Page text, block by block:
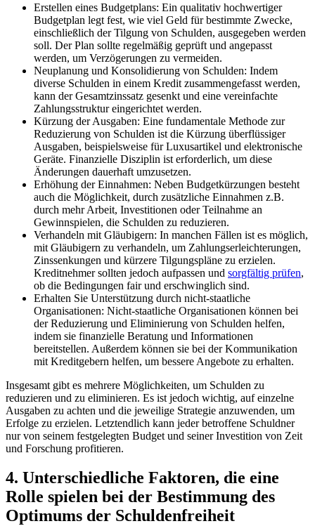
Erstellen eines Budgetplans: Ein qualitativ hochwertiger
Budgetplan legt fest, wie viel Geld für bestimmte Zwecke,
einschließlich der Tilgung von Schulden, ausgegeben werden
soll. Der Plan sollte regelmäßig geprüft und angepasst
werden, um Verzögerungen zu vermeiden.
Neuplanung und Konsolidierung von Schulden: Indem
diverse Schulden in einem Kredit zusammengefasst werden,
kann der Gesamtzinssatz gesenkt und eine vereinfachte
Zahlungsstruktur eingerichtet werden.
Kürzung der Ausgaben: Eine fundamentale Methode zur
Reduzierung von Schulden ist die Kürzung überflüssiger
Ausgaben, beispielsweise für Luxusartikel und elektronische
Geräte. Finanzielle Disziplin ist erforderlich, um diese
Änderungen dauerhaft umzusetzen.
Erhöhung der Einnahmen: Neben Budgetkürzungen besteht
auch die Möglichkeit, durch zusätzliche Einnahmen z.B.
durch mehr Arbeit, Investitionen oder Teilnahme an
Gewinnspielen, die Schulden zu reduzieren.
Verhandeln mit Gläubigern: In manchen Fällen ist es möglich,
mit Gläubigern zu verhandeln, um Zahlungserleichterungen,
Zinssenkungen und kürzere Tilgungspläne zu erzielen.
Kreditnehmer sollten jedoch aufpassen und sorgfältig prüfen,
ob die Bedingungen fair und erschwinglich sind.
Erhalten Sie Unterstützung durch nicht-staatliche
Organisationen: Nicht-staatliche Organisationen können bei
der Reduzierung und Eliminierung von Schulden helfen,
indem sie finanzielle Beratung und Informationen
bereitstellen. Außerdem können sie bei der Kommunikation
mit Kreditgebern helfen, um bessere Angebote zu erhalten.
Insgesamt gibt es mehrere Möglichkeiten, um Schulden zu
reduzieren und zu eliminieren. Es ist jedoch wichtig, auf einzelne
Ausgaben zu achten und die jeweilige Strategie anzuwenden, um
Erfolge zu erzielen. Letztendlich kann jeder betroffene Schuldner
nur von seinem festgelegten Budget und seiner Investition von Zeit
und Forschung profitieren.
4. Unterschiedliche Faktoren, die eine
Rolle spielen bei der Bestimmung des
Optimums der Schuldenfreiheit